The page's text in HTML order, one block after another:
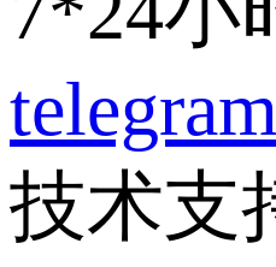
telegram
技术支